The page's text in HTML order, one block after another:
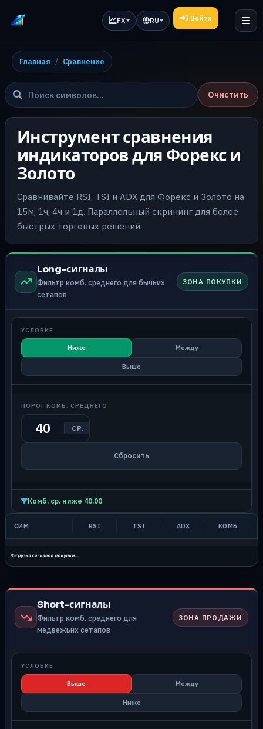
FX RU Войти
Главная Сравнение
Очистить
Инструмент сравнения
индикаторов для Форекс и
Золото
Сравнивайте RSI, TSI и ADX для Форекс и Золото на
15м, 1ч, 4ч и 1д. Параллельный скрининг для более
быстрых торговых решений.
Long-сигналы
Фильтр комб. среднего для бычьих
сетапов
ЗОНА ПОКУПКИ
УСЛОВИЕ
Ниже Между
Выше
ПОРОГ КОМБ. СРЕДНЕГО
СР.
Сбросить
Комб. ср. ниже 40.00
СИМ RSI TSI ADX КОМБ
Загрузка сигналов покупки...
Short-сигналы
Фильтр комб. среднего для
медвежьих сетапов
ЗОНА ПРОДАЖИ
УСЛОВИЕ
Выше Между
Ниже